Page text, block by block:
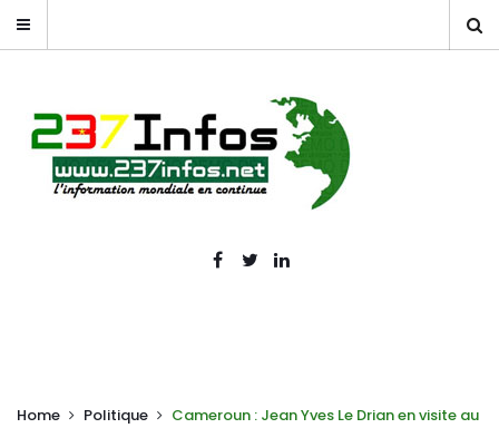
Home Politique
Cameroun : Jean Yves Le Drian en visite au